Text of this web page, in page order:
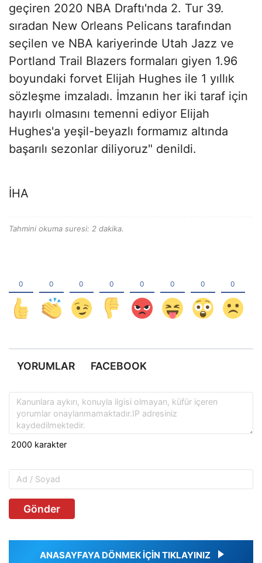
geçiren 2020 NBA Draftı'nda 2. Tur 39.
sıradan New Orleans Pelicans tarafından
seçilen ve NBA kariyerinde Utah Jazz ve
Portland Trail Blazers formaları giyen 1.96
boyundaki forvet Elijah Hughes ile 1 yıllık
sözleşme imzaladı. İmzanın her iki taraf için
hayırlı olmasını temenni ediyor Elijah
Hughes'a yeşil-beyazlı formamız altında
başarılı sezonlar diliyoruz" denildi.
İHA
Tahmini okuma suresi: 2 dakika.
YORUMLAR FACEBOOK
Gönder
ANASAYFAYA DÖNMEK İÇİN TIKLAYINIZ